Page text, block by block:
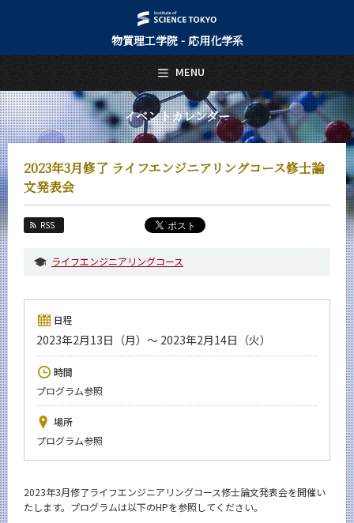
物質理工学院 - 応用化学系
イベントカレンダー
2023年3月修了 ライフエンジニアリングコース修士論
文発表会
RSS
ライフエンジニアリングコース
日程
2023年2月13日（月）～ 2023年2月14日（火）
時間
プログラム参照
場所
プログラム参照
2023年3月修了ライフエンジニアリングコース修士論文発表会を開催い
たします。プログラムは以下のHPを参照してください。
MENU
日本語 English
トップページ
Top Page
応用化学系について
About Us
教育
Education
教員・研究室
Faculty and Laboratories
未来
Admissions
応用化学系 News
News
イベントカレンダー
Event Calendar
今後のイベント
年別アーカイブ